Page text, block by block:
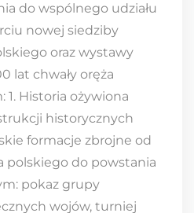
do wspólnego udziału
nowej siedziby
oraz wystawy
lat chwały oręża
1. Historia ożywiona
historycznych
formacje zbrojne od
polskiego do powstania
pokaz grupy
wojów, turniej